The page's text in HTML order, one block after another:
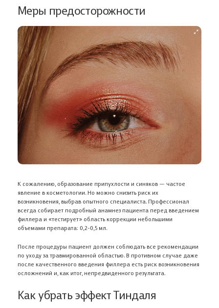
Меры предосторожности
К сожалению, образование припухлости и синяков — частое
явление в косметологии. Но можно снизить риск их
возникновения, выбрав опытного специалиста. Профессионал
всегда собирает подробный анамнез пациента перед введением
филлера и «тестирует» область коррекции небольшими
объемами препарата: 0,2-0,5 мл.
После процедуры пациент должен соблюдать все рекомендации
по уходу за травмированной областью. В противном случае даже
после качественного введения филлера есть риск возникновения
осложнений и, как итог, непредвиденного результата.
Как убрать эффект Тиндаля
Авторизация
Введите номер мобильного телефона, чтобы войти либо
зарегистрироваться на сайте
Авторизоваться по e-mail
Нажимая на кнопку, Вы подтверждаете, что ознакомились
Условиями обработки персональных данных
Данный раздел предназначен для
специалистов
У вас есть медицинское образование?
ДА, ЕСТЬ
ОБРАЗОВАНИЯ
Адрес доставки
Проверьте данные
Проверьте данные
Проверьте данные
Проверьте данные
В корзине ничего нет
Откройте Каталог, чтобы выбрать нужный товар,
или авторизуйтесь на сайте,если вы уже ранее добавляли товар в
Корзину
В КАТАЛОГ
Популярные товары
Отправили промокод на скидку 5%
Обычно письмо доходит в течение пары минут. Если нет, то
можно проверить папку со спамом
Вы действительно хотите закрыть
ветку обсуждения?
Пользователи больше не смогут оставлять комментарии
НЕТ
Вы действительно хотите удалить
сообщение?
Отменить данное действие будет невозможно
Да, удалить
НЕТ
Ваше сообщение успешно
отправлено
ОТЛИЧНО
Ваше сообщение успешно
отправлено. Оно появится на сайте
ОТЛИЧНО
Ваш комментарий отправлен
ОТЛИЧНО
Изменения сохранены
ОТЛИЧНО
Укажите свои контакты
Мы перезвоним и подробно ответим на все ваши
вопросы
Проверьте данные
Я подтверждаю, что ознакомился с
Условиями обработки персональных данныхи даю свое
согласие на передачу и обработку своих персональных
данных.
Промокод скопирован
Мы будем уведомлять о выходе новых продуктов
Проверьте данные
Нажимая на кнопку, Вы подтверждаете, что ознакомились с
Условиями обработки персональных данных
Условиями обработки персональных данных
Форма успешно отправлена
Мы перезвоним и подробно ответим на все ваши
ОТЛИЧНО
Ваша заявка принята
ОТЛИЧНО
Заказ отменен
ОК